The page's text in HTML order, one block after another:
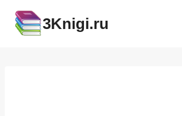
содержимому
3Knigi.ru